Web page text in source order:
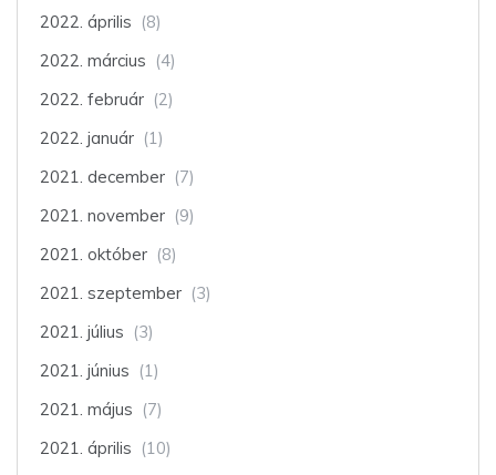
2022. április (8)
2022. március (4)
2022. február (2)
2022. január (1)
2021. december (7)
2021. november (9)
2021. október (8)
2021. szeptember (3)
2021. július (3)
2021. június (1)
2021. május (7)
2021. április (10)